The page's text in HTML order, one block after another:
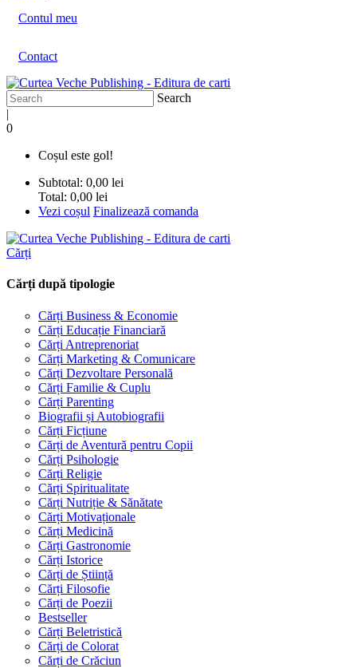
Contul meu
Contact
Search
|
0
Coșul este gol!
Subtotal: 0,00 lei
Total: 0,00 lei
Vezi coșul Finalizează comanda
Cărți
Cărți după tipologie
Cărți Business & Economie
Cărți Educație Financiară
Cărți Antreprenoriat
Cărți Marketing & Comunicare
Cărți Dezvoltare Personală
Cărți Familie & Cuplu
Cărți Parenting
Biografii și Autobiografii
Cărți Ficțiune
Cărți de Aventură pentru Copii
Cărți Psihologie
Cărți Religie
Cărți Spiritualitate
Cărți Nutriție & Sănătate
Cărți Motivaționale
Cărți Medicină
Cărți Gastronomie
Cărți Istorice
Cărți de Știință
Cărți Filosofie
Cărți de Poezii
Bestseller
Cărți Beletristică
Cărți de Colorat
Cărți de Crăciun